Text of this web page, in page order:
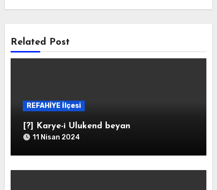
Related Post
REFAHİYE İlçesi
[?] Karye-i Ulukend beyan
11 Nisan 2024